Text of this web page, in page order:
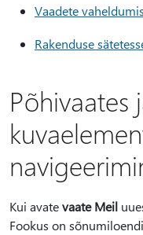
Vaadete
Rakenduse
Põhivaates
Kui avatevaate Meil
Fookus on